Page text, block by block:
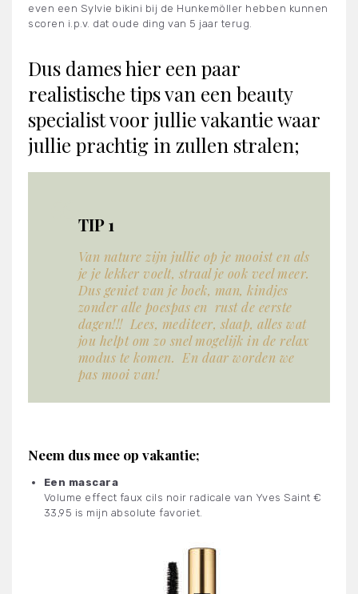
even een Sylvie bikini bij de Hunkemöller hebben kunnen
scoren i.p.v. dat oude ding van 5 jaar terug.
Dus dames hier een paar
realistische tips van een beauty
specialist voor jullie vakantie waar
jullie prachtig in zullen stralen;
TIP 1
Van nature zijn jullie op je mooist en als
je je lekker voelt, straal je ook veel meer.
Dus geniet van je boek, man, kindjes
zonder alle poespas en rust de eerste
dagen!!! Lees, mediteer, slaap, alles wat
jou helpt om zo snel mogelijk in de relax
modus te komen. En daar worden we
pas mooi van!
Neem dus mee op vakantie;
Een mascara
Volume effect faux cils noir radicale van Yves Saint €
33,95 is mijn absolute favoriet.